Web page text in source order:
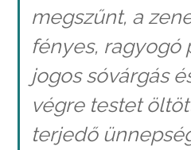
megszűnt, a
fényes, ragyogó
jogos sóvárgás
végre testet
terjedő